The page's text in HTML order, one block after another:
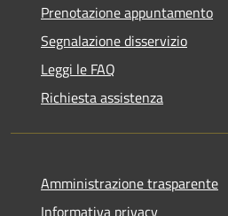
Prenotazione appuntamento
Segnalazione disservizio
Leggi le FAQ
Richiesta assistenza
Amministrazione trasparente
Informativa privacy